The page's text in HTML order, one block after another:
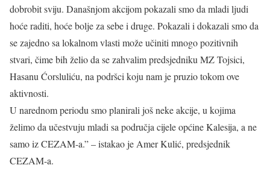
dobrobit sviju. Današnjom akcijom pokazali smo da mladi ljudi
hoće raditi, hoće bolje za sebe i druge. Pokazali i dokazali smo da
se zajedno sa lokalnom vlasti može učiniti mnogo pozitivnih
stvari, čime bih želio da se zahvalim predsjedniku MZ Tojsici,
Hasanu Ćorsluliću, na podršci koju nam je pruzio tokom ove
aktivnosti.
U narednom periodu smo planirali još neke akcije, u kojima
želimo da učestvuju mladi sa područja cijele općine Kalesija, a ne
samo iz CEZAM-a.” – istakao je Amer Kulić, predsjednik
CEZAM-a.